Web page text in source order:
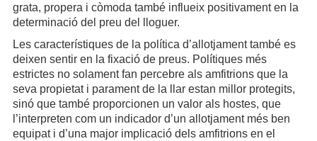
grata, propera i còmoda també influeix positivament en la
determinació del preu del lloguer.
Les característiques de la política d’allotjament també es
deixen sentir en la fixació de preus. Polítiques més
estrictes no solament fan percebre als amfitrions que la
seva propietat i parament de la llar estan millor protegits,
sinó que també proporcionen un valor als hostes, que
l’interpreten com un indicador d’un allotjament més ben
equipat i d’una major implicació dels amfitrions en el